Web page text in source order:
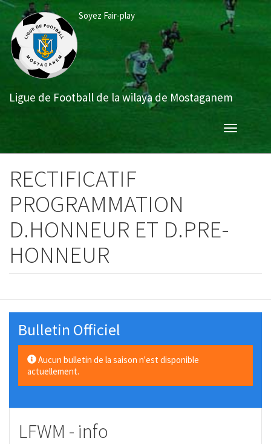
Aller
contenu
principal
Ligue de Football de la wilaya de Mostaganem
Soyez Fair-play
Toggle
RECTIFICATIF
PROGRAMMATION
D.HONNEUR ET D.PRE-
HONNEUR
Bulletin Officiel
Aucun bulletin de la saison n'est disponible
actuellement.
LFWM - info